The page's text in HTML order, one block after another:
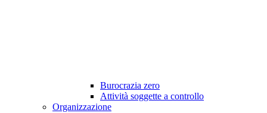
Burocrazia zero
Attività soggette a controllo
Organizzazione